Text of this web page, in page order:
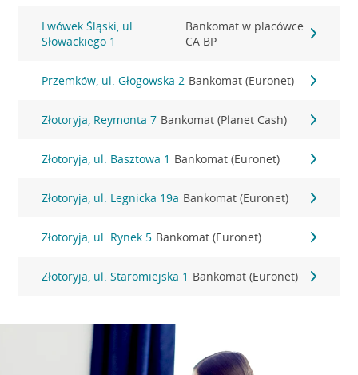
Lwówek Śląski, ul.
Słowackiego 1
Bankomat w placówce
CA BP
Przemków, ul. Głogowska 2 Bankomat (Euronet)
Złotoryja, Reymonta 7 Bankomat (Planet Cash)
Złotoryja, ul. Basztowa 1 Bankomat (Euronet)
Złotoryja, ul. Legnicka 19a Bankomat (Euronet)
Złotoryja, ul. Rynek 5 Bankomat (Euronet)
Złotoryja, ul. Staromiejska 1 Bankomat (Euronet)